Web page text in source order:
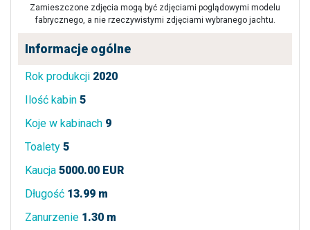
Zamieszczone zdjęcia mogą być zdjęciami poglądowymi modelu
fabrycznego, a nie rzeczywistymi zdjęciami wybranego jachtu.
Informacje ogólne
Rok produkcji 2020
Ilość kabin 5
Koje w kabinach 9
Toalety 5
Kaucja 5000.00 EUR
Długość 13.99 m
Zanurzenie 1.30 m